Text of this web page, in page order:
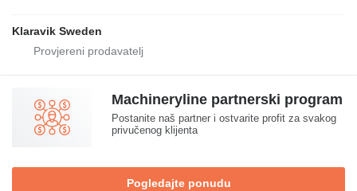
Klaravik Sweden
Machineryline partnerski program
Postanite naš partner i ostvarite profit za svakog
privučenog klijenta
Pogledajte ponudu